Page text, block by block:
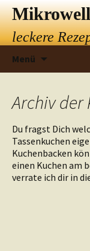
leckere
Menü
Archiv der
Du fragst Dich
Tassenkuchen
Kuchenbacken
einen Kuchen am
verrate ich dir in